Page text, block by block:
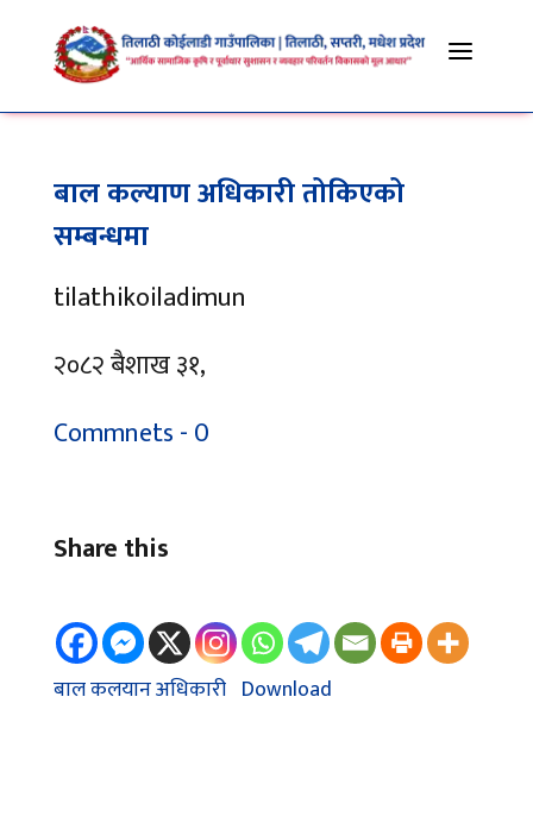
a
बाल कल्याण अधिकारी तोकिएको
सम्बन्धमा
tilathikoiladimun
२०८२ बैशाख ३१,
Commnets - 0
Share this
बाल कलयान अधिकारी Download